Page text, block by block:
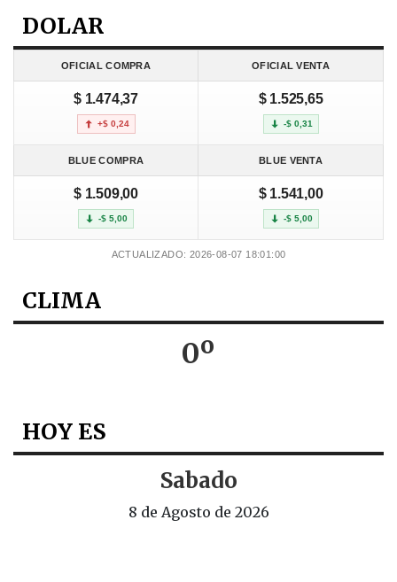
DOLAR
OFICIAL COMPRA OFICIAL VENTA
$ 1.474,37
+$ 0,24
$ 1.525,65
-$ 0,31
BLUE COMPRA BLUE VENTA
$ 1.509,00
-$ 5,00
$ 1.541,00
-$ 5,00
ACTUALIZADO: 2026-08-07 18:01:00
CLIMA
0º
HOY ES
Sabado
8 de Agosto de 2026